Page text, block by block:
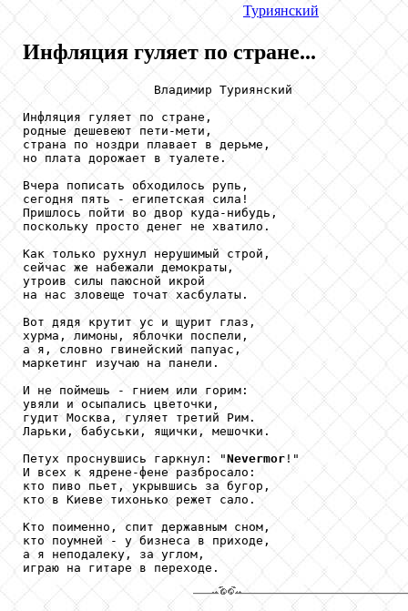
Туриянский
Инфляция гуляет по стране...
                  Владимир Туриянский
Инфляция гуляет по стране,
родные дешевеют пети-мети,
страна по ноздри плавает в дерьме,
но плата дорожает в туалете.
Вчера пописать обходилось рупь,
сегодня пять - египетская сила!
Пришлось пойти во двор куда-нибудь,
поскольку просто денег не хватило.
Как только рухнул нерушимый строй,
сейчас же набежали демократы,
утроив силы паюсной икрой
на нас зловеще точат хасбулаты.
Вот дядя крутит ус и щурит глаз,
хурма, лимоны, яблочки поспели,
а я, словно гвинейский папуас,
маркетинг изучаю на панели.
И не поймешь - гнием или горим:
увяли и осыпались цветочки,
гудит Москва, гуляет третий Рим.
Ларьки, бабуськи, ящички, мешочки.
Петух проснувшись гаркнул: "Nevermor !"
И всех к ядрене-фене разбросало:
кто пиво пьет, укрывшись за бугор,
кто в Киеве тихонько режет сало.
Кто поименно, спит державным сном,
кто поумней - у бизнеса в приходе,
а я неподалеку, за углом,
играю на гитаре в переходе.